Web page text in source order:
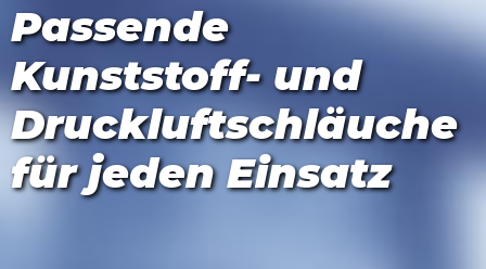
Passende
Kunststoff- und
Druckluftschläuche
für jeden Einsatz